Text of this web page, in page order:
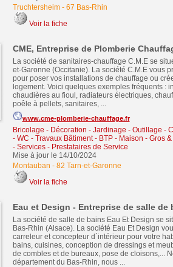
Truchtersheim- 67 Bas-Rhin
Voir la fiche
CME, Entreprise de Plomberie
La société de sanitaires-chauffage C.M.E se
et-Garonne (Occitanie). La société C.M.E vous
pour poser vos installations de chauffage ou
logement. Voici quelques exemples fréquents :
chaudières au fioul, radiateurs électriques,
poêle à pellets, sanitaires, ...
www.cme-plomberie-chauffage.fr
Bricolage - Décoration - Jardinage - Outillage -
- WC - Travaux Bâtiment - BTP - Maison - Gros
- Services - Prestataires de Service
Mise à jour le 14/10/2024
Montauban - 82 Tarn-et-Garonne
Voir la fiche
Eau et Design - Entreprise de salle de
La société de salle de bains Eau Et Design se
Bas-Rhin (Alsace). La société Eau Et Design
carreleur et concepteur d´intérieur pour votre
bains, cuisines, conception de dressings et
de combles et de bureaux, pose de cloisons,...
département du Bas-Rhin, nous ...